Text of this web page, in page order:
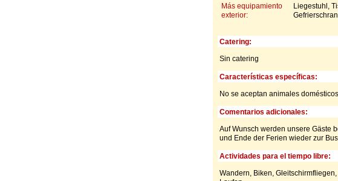
Más equipamiento
exterior:
Liegestuhl,
Catering:
Sin catering
Características específicas:
No se aceptan animales domésticos,
Comentarios adicionales:
Auf Wunsch werden unsere Gäste
und Ende der Ferien wieder zur
Actividades para el tiempo libre:
Wandern, Biken,